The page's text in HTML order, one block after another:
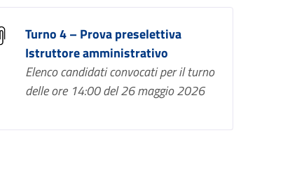
Turno 4 – Prova preselettiva
Istruttore amministrativo
Elenco candidati convocati per il turno
delle ore 14:00 del 26 maggio 2026